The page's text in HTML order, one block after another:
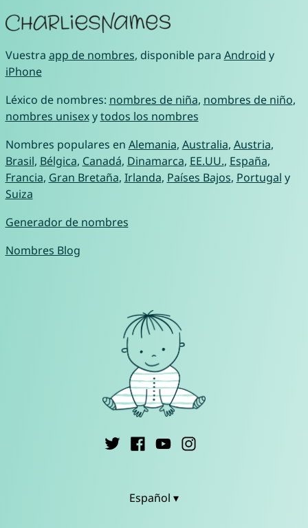
Vuestra app de nombres, disponible para Android y
iPhone
Léxico de nombres: nombres de niña, nombres de niño,
nombres unisexytodos los nombres
Nombres populares en Alemania, Australia, Austria,
Brasil, Bélgica, Canadá, Dinamarca, EE.UU., España,
Francia, Gran Bretaña, Irlanda, Países Bajos, Portugal y
Suiza
Generador de nombres
Nombres Blog
Español ▾